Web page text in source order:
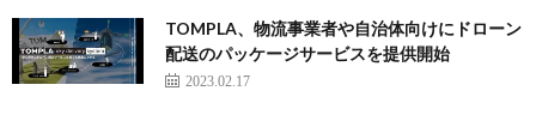
TOMPLA、物流事業者や自治体向けにドローン
配送のパッケージサービスを提供開始
2023.02.17